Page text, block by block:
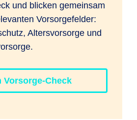
und blicken gemeinsam
Vorsorgefelder:
Altersvorsorge und
Vorsorge-Check